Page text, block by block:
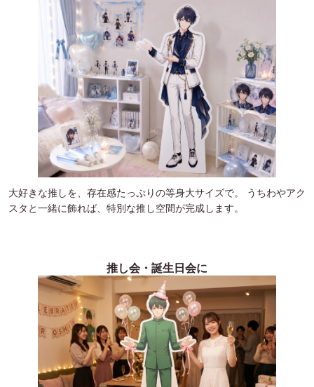
大好きな推しを、存在感たっぷりの等身大サイズで。 うちわやアク
スタと一緒に飾れば、特別な推し空間が完成します。
推し会・誕生日会に